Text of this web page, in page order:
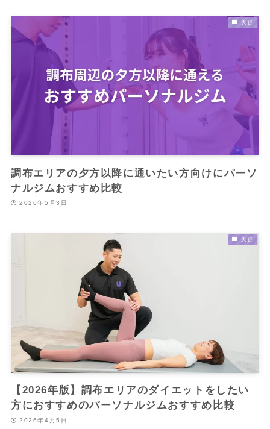
美容
調布エリアの夕方以降に通いたい方向けにパーソ
ナルジムおすすめ比較
2026年5月3日
美容
【2026年版】調布エリアのダイエットをしたい
方におすすめのパーソナルジムおすすめ比較
2026年4月5日